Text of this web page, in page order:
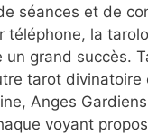
séances et de
téléphone, la
un grand succès.
tarot divinatoire
Anges
voyant